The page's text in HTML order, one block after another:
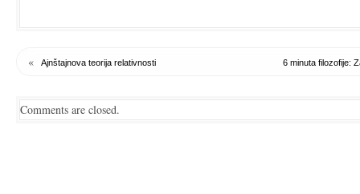
« Ajnštajnova teorija relativnosti 6 minuta filozofije:
Comments are closed.